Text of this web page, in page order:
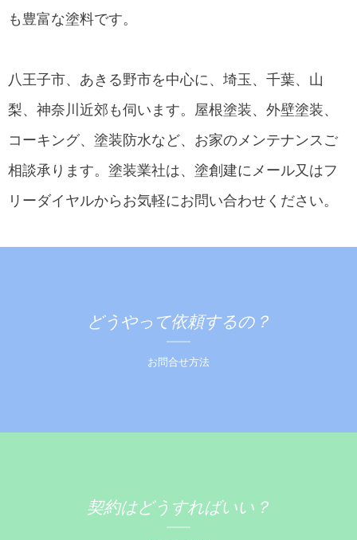
も豊富な塗料です。
八王子市、あきる野市を中心に、埼玉、千葉、山
梨、神奈川近郊も伺います。屋根塗装、外壁塗装、
コーキング、塗装防水など、お家のメンテナンスご
相談承ります。塗装業社は、塗創建にメール又はフ
リーダイヤルからお気軽にお問い合わせください。
どうやって依頼するの？
お問合せ方法
契約はどうすればいい？